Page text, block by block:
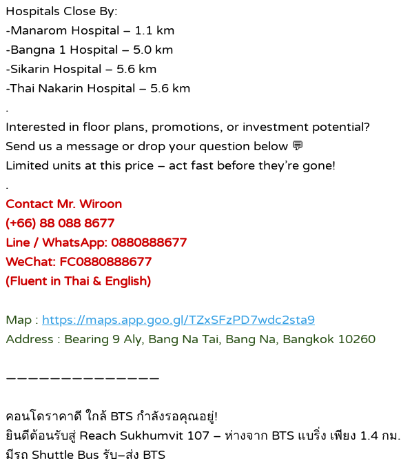
Hospitals Close By:
-Manarom Hospital – 1.1 km
-Bangna 1 Hospital – 5.0 km
-Sikarin Hospital – 5.6 km
-Thai Nakarin Hospital – 5.6 km
.
Interested in floor plans, promotions, or investment potential?
Send us a message or drop your question below 💬
Limited units at this price – act fast before they’re gone!
.
Contact Mr. Wiroon
(+66) 88 088 8677
Line / WhatsApp: 0880888677
WeChat: FC0880888677
(Fluent in Thai & English)
Map : https://maps.app.goo.gl/TZxSFzPD7wdc2sta9
Address : Bearing 9 Aly, Bang Na Tai, Bang Na, Bangkok 10260
——————————————
คอนโดราคาดี ใกล้ BTS กำลังรอคุณอยู่!
ยินดีต้อนรับสู่ Reach Sukhumvit 107 – ห่างจาก BTS แบริ่ง เพียง 1.4 กม.
มีรถ Shuttle Bus รับ–ส่ง BTS